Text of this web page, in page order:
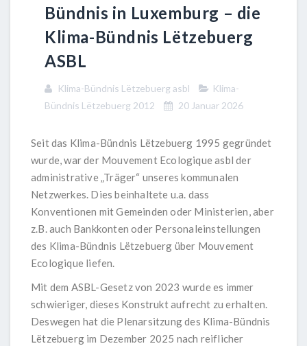
Bündnis in Luxemburg – die
Klima-Bündnis Lëtzebuerg
ASBL
Klima-Bündnis Lëtzebuerg asbl
Klima-
Bündnis Lëtzebuerg 2012
20 Januar 2026
Seit das Klima-Bündnis Lëtzebuerg 1995 gegründet
wurde, war der Mouvement Ecologique asbl der
administrative „Träger“ unseres kommunalen
Netzwerkes. Dies beinhaltete u.a. dass
Konventionen mit Gemeinden oder Ministerien, aber
z.B. auch Bankkonten oder Personaleinstellungen
des Klima-Bündnis Lëtzebuerg über Mouvement
Ecologique liefen.
Mit dem ASBL-Gesetz von 2023 wurde es immer
schwieriger, dieses Konstrukt aufrecht zu erhalten.
Deswegen hat die Plenarsitzung des Klima-Bündnis
Lëtzebuerg im Dezember 2025 nach reiflicher